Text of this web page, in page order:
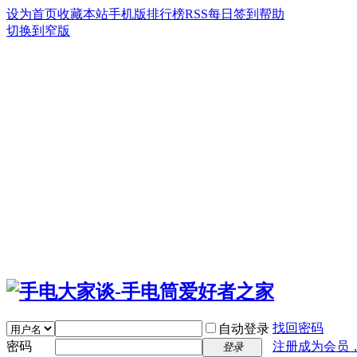
设为首页收藏本站手机版排行榜RSS每日签到 帮助
切换到窄版
自动登录 找回密码
密码
登录 注册成为会员